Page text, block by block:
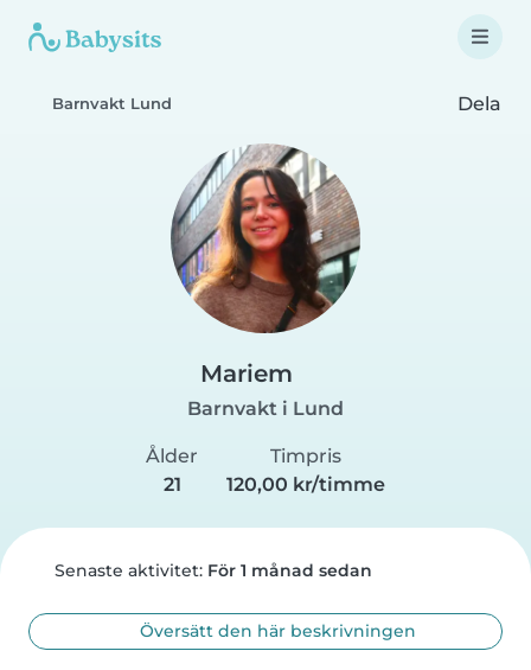
Barnvakt Lund Dela
Mariem
Barnvakt i Lund
Ålder
21
Timpris
120,00 kr/timme
Senaste aktivitet: För 1 månad sedan
Översätt den här beskrivningen